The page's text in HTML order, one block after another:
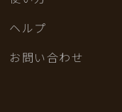
ヘルプ
お問い合わせ